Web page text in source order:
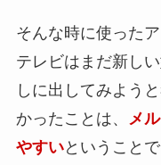
そんな時に使った
テレビはまだ新し
しに出してみよう
かったことは、
メ
やすいということで